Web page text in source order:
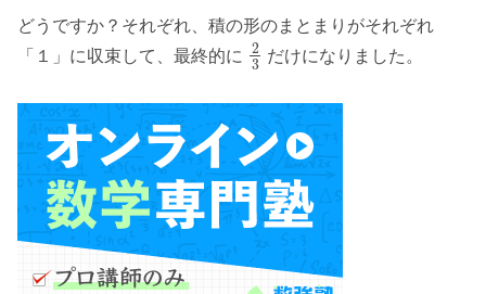
どうですか？それぞれ、積の形のまとまりがそれぞれ
「１」に収束して、最終的に
2
3
だけになりました。